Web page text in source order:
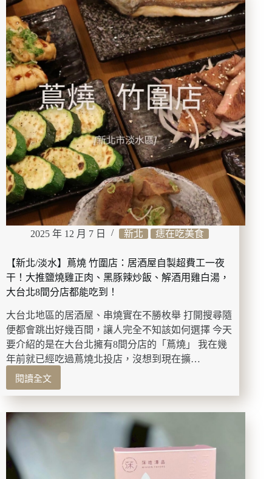
汙
劑、
Hanmi
眼
周
調
理
霜、
BURBERRY
唇
膏
開
箱！
酒：
堅
持
義
式
料
理
手
法
的
中
和
質
感
餐
館，
軟
殼
義
大
利
麵、
干
貝
海
膽
奶
油
燉
道
道
2025 年 12 月 7 日 新北 痣在吃美食
【新北/淡水】蔦燒 竹圍店：居酒屋自製超費工一夜
干！大推鹽燒雞正肉、黑豚辣炒飯、解酒用雞白湯，
大台北8間分店都能吃到！
大台北地區的居酒屋、串燒實在不勝枚舉 打開搜尋隨
便都會跳出好幾百間，讓人完全不知該如何選擇 今天
要介紹的是在大台北擁有8間分店的「蔦燒」 我在幾
年前就已經吃過蔦燒北投店，沒想到現在擴…
閱讀全文
【新
北/
淡
水】